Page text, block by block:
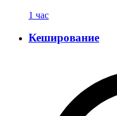
1 час
Кеширование